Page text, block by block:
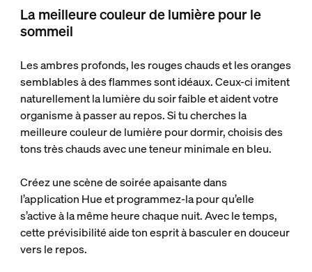
La meilleure couleur de lumière pour le
sommeil
Les ambres profonds, les rouges chauds et les oranges
semblables à des flammes sont idéaux. Ceux-ci imitent
naturellement la lumière du soir faible et aident votre
organisme à passer au repos. Si tu cherches la
meilleure couleur de lumière pour dormir, choisis des
tons très chauds avec une teneur minimale en bleu.
Créez une scène de soirée apaisante dans
l’application Hue et programmez-la pour qu’elle
s’active à la même heure chaque nuit. Avec le temps,
cette prévisibilité aide ton esprit à basculer en douceur
vers le repos.